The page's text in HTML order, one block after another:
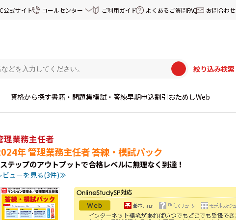
公式サイト コールセンター ご利用ガイド よくあるご質問FAQ お問合わせ
絞り込み検索
資格から探す書籍・問題集模試・答練早期申込割引 おためしWeb
理業務主任者
年 管理業務主任者 答練・模試パック
テップのアウトプットで合格レベルに無理なく到達！
ビューを見る(3件)≫